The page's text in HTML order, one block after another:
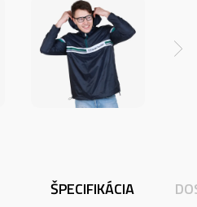
ŠPECIFIKÁCIA